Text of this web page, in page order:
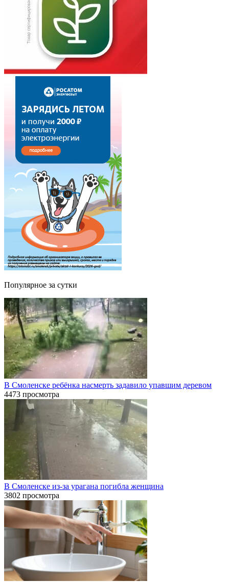
Популярное за сутки
В Смоленске ребёнка насмерть задавило упавшим деревом
4473 просмотра
В Смоленске из-за урагана погибла женщина
3802 просмотра